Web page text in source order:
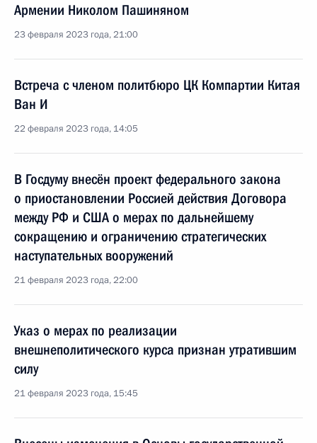
Армении Николом Пашиняном
23 февраля 2023 года, 21:00
Встреча с членом политбюро ЦК Компартии Китая
Ван И
22 февраля 2023 года, 14:05
В Госдуму внесён проект федерального закона
о приостановлении Россией действия Договора
между РФ и США о мерах по дальнейшему
сокращению и ограничению стратегических
наступательных вооружений
21 февраля 2023 года, 22:00
Указ о мерах по реализации
внешнеполитического курса признан утратившим
силу
21 февраля 2023 года, 15:45